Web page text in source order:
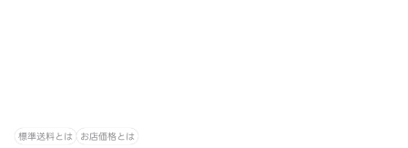
標準送料とは お店価格とは